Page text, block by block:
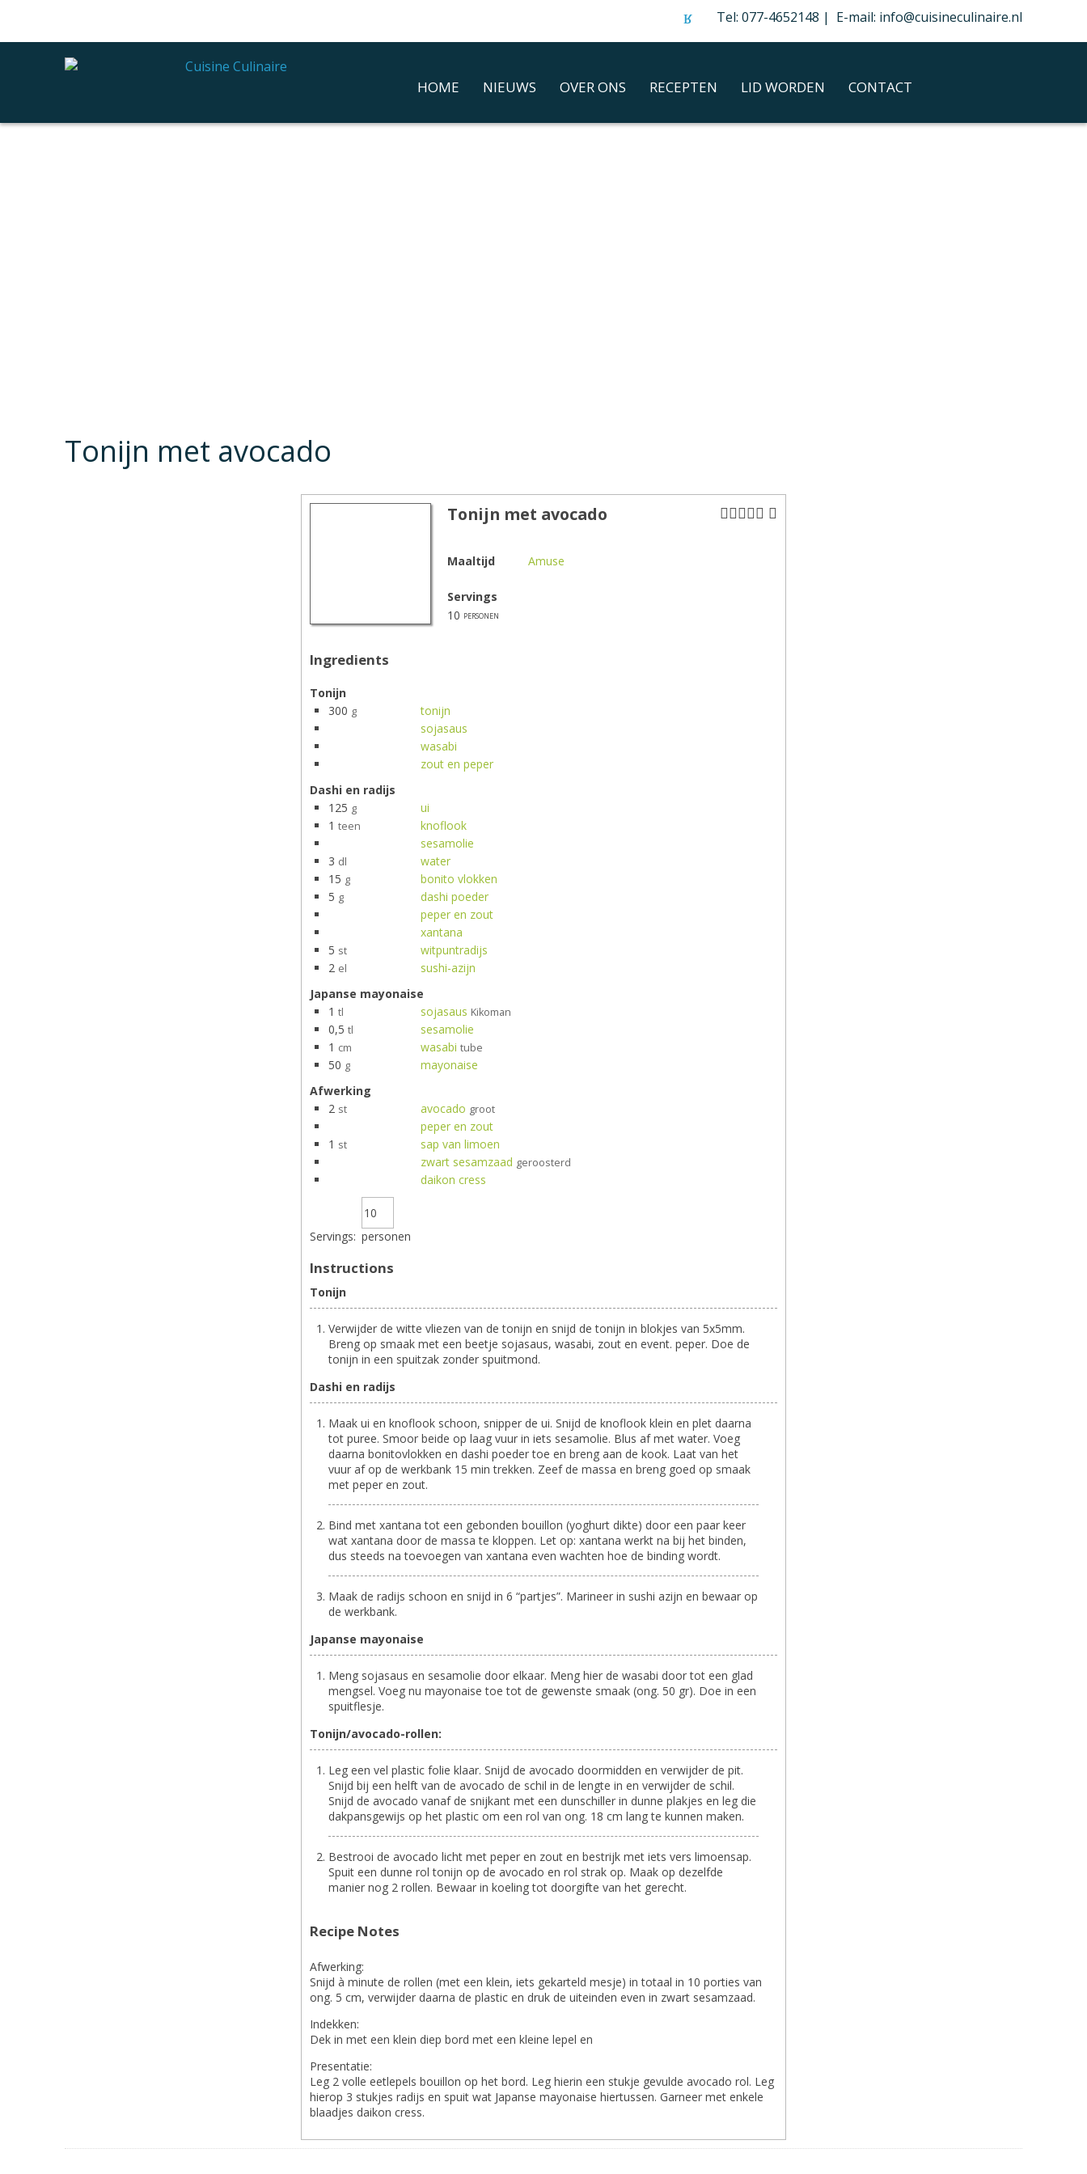
Tel: 077-4652148 | E-mail: info@cuisineculinaire.nl
HOME NIEUWS OVER ONS RECEPTEN LID WORDEN CONTACT
Tonijn met avocado
Tonijn met avocado
Maaltijd Amuse
Servings
10 personen
Ingredients
Tonijn
300 g
tonijn
sojasaus
wasabi
zout en peper
Dashi en radijs
125 g
ui
1 teen
knoflook
sesamolie
3 dl
water
15 g
bonito vlokken
5 g
dashi poeder
peper en zout
xantana
5 st
witpuntradijs
2 el
sushi-azijn
Japanse mayonaise
1 tl sojasaus Kikoman
0,5 tl
sesamolie
1 cm wasabi tube
50 g
mayonaise
Afwerking
2 st avocado groot
peper en zout
1 st
sap van limoen
zwart sesamzaad geroosterd
daikon cress
Servings: personen
Instructions
Tonijn
Verwijder de witte vliezen van de tonijn en snijd de tonijn in blokjes van 5x5mm.
Breng op smaak met een beetje sojasaus, wasabi, zout en event. peper. Doe de
tonijn in een spuitzak zonder spuitmond.
Dashi en radijs
Maak ui en knoflook schoon, snipper de ui. Snijd de knoflook klein en plet daarna
tot puree. Smoor beide op laag vuur in iets sesamolie. Blus af met water. Voeg
daarna bonitovlokken en dashi poeder toe en breng aan de kook. Laat van het
vuur af op de werkbank 15 min trekken. Zeef de massa en breng goed op smaak
met peper en zout.
Bind met xantana tot een gebonden bouillon (yoghurt dikte) door een paar keer
wat xantana door de massa te kloppen. Let op: xantana werkt na bij het binden,
dus steeds na toevoegen van xantana even wachten hoe de binding wordt.
Maak de radijs schoon en snijd in 6 “partjes”. Marineer in sushi azijn en bewaar op
de werkbank.
Japanse mayonaise
Meng sojasaus en sesamolie door elkaar. Meng hier de wasabi door tot een glad
mengsel. Voeg nu mayonaise toe tot de gewenste smaak (ong. 50 gr). Doe in een
spuitflesje.
Tonijn/avocado-rollen:
Leg een vel plastic folie klaar. Snijd de avocado doormidden en verwijder de pit.
Snijd bij een helft van de avocado de schil in de lengte in en verwijder de schil.
Snijd de avocado vanaf de snijkant met een dunschiller in dunne plakjes en leg die
dakpansgewijs op het plastic om een rol van ong. 18 cm lang te kunnen maken.
Bestrooi de avocado licht met peper en zout en bestrijk met iets vers limoensap.
Spuit een dunne rol tonijn op de avocado en rol strak op. Maak op dezelfde
manier nog 2 rollen. Bewaar in koeling tot doorgifte van het gerecht.
Recipe Notes
Afwerking:
Snijd à minute de rollen (met een klein, iets gekarteld mesje) in totaal in 10 porties van
ong. 5 cm, verwijder daarna de plastic en druk de uiteinden even in zwart sesamzaad.
Indekken:
Dek in met een klein diep bord met een kleine lepel en
Presentatie:
Leg 2 volle eetlepels bouillon op het bord. Leg hierin een stukje gevulde avocado rol. Leg
hierop 3 stukjes radijs en spuit wat Japanse mayonaise hiertussen. Garneer met enkele
blaadjes daikon cress.